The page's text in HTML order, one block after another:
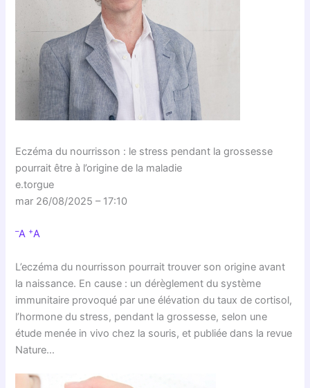
Eczéma du nourrisson : le stress pendant la grossesse
pourrait être à l’origine de la maladie
e.torgue
mar 26/08/2025 – 17:10
–A +A
L’eczéma du nourrisson pourrait trouver son origine avant
la naissance. En cause : un dérèglement du système
immunitaire provoqué par une élévation du taux de cortisol,
l’hormone du stress, pendant la grossesse, selon une
étude menée in vivo chez la souris, et publiée dans la revue
Nature…